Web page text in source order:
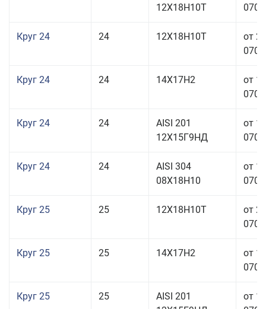
12Х18Н10Т
Круг 24 24 12Х18Н10Т
от
Круг 24 24 14Х17Н2
от
Круг 24 24
AISI 201
12Х15Г9НД
от
Круг 24 24
AISI 304
08Х18Н10
от
Круг 25 25 12Х18Н10Т
от
Круг 25 25 14Х17Н2
от
Круг 25 25
AISI 201
от